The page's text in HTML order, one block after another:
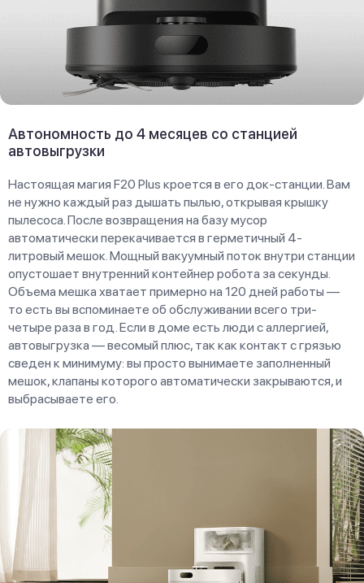
Автономность до 4 месяцев со станцией
автовыгрузки
Настоящая магия F20 Plus кроется в его док-станции. Вам
не нужно каждый раз дышать пылью, открывая крышку
пылесоса. После возвращения на базу мусор
автоматически перекачивается в герметичный 4-
литровый мешок. Мощный вакуумный поток внутри станции
опустошает внутренний контейнер робота за секунды.
Объема мешка хватает примерно на 120 дней работы —
то есть вы вспоминаете об обслуживании всего три-
четыре раза в год. Если в доме есть люди с аллергией,
автовыгрузка — весомый плюс, так как контакт с грязью
сведен к минимуму: вы просто вынимаете заполненный
мешок, клапаны которого автоматически закрываются, и
выбрасываете его.